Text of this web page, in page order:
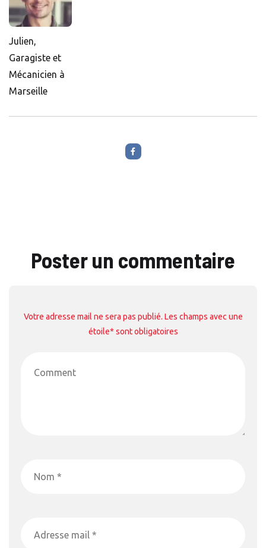
Julien,
Garagiste et
Mécanicien à
Marseille
Poster un commentaire
Votre adresse mail ne sera pas publié. Les champs avec une
étoile* sont obligatoires